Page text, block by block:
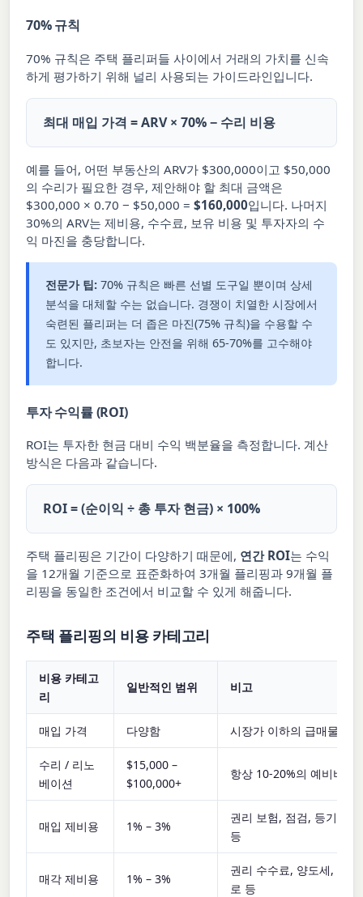
70% 규칙
70% 규칙은 주택 플리퍼들 사이에서 거래의 가치를 신속
하게 평가하기 위해 널리 사용되는 가이드라인입니다.
최대 매입 가격 = ARV × 70% − 수리 비용
예를 들어, 어떤 부동산의 ARV가 $300,000이고 $50,000
의 수리가 필요한 경우, 제안해야 할 최대 금액은
$300,000 × 0.70 − $50,000 =$160,000입니다. 나머지
30%의 ARV는 제비용, 수수료, 보유 비용 및 투자자의 수
익 마진을 충당합니다.
전문가 팁: 70% 규칙은 빠른 선별 도구일 뿐이며 상세
분석을 대체할 수는 없습니다. 경쟁이 치열한 시장에서
숙련된 플리퍼는 더 좁은 마진(75% 규칙)을 수용할 수
도 있지만, 초보자는 안전을 위해 65-70%를 고수해야
합니다.
투자 수익률 (ROI)
ROI는 투자한 현금 대비 수익 백분율을 측정합니다. 계산
방식은 다음과 같습니다.
ROI = (순이익 ÷ 총 투자 현금) × 100%
주택 플리핑은 기간이 다양하기 때문에, 연간 ROI는 수익
을 12개월 기준으로 표준화하여 3개월 플리핑과 9개월 플
리핑을 동일한 조건에서 비교할 수 있게 해줍니다.
주택 플리핑의 비용 카테고리
비용 카테고
리
일반적인 범위 비고
매입 가격 다양함 시장가 이하의 급매물 공
수리 / 리노
베이션
$15,000 –
$100,000+
항상 10-20%의 예비비 추
매입 제비용 1% – 3%
권리 보험, 점검, 등기 수
등
매각 제비용 1% – 3%
권리 수수료, 양도세, 에스
로 등